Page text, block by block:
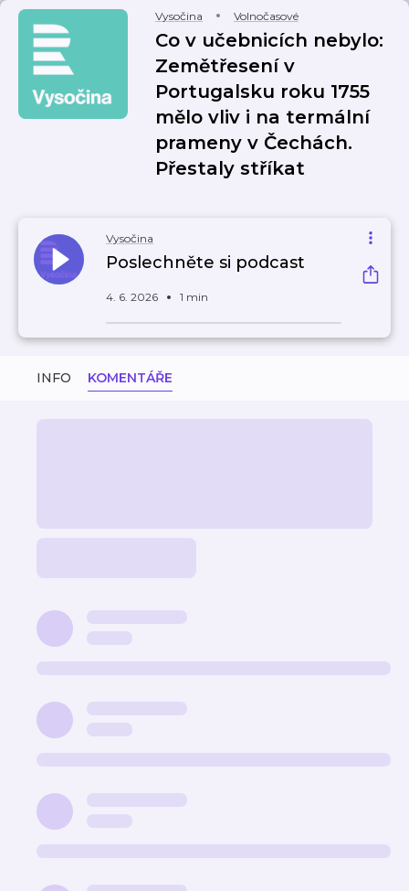
Vysočina Volnočasové
Co v učebnicích nebylo:
Zemětřesení v
Portugalsku roku 1755
mělo vliv i na termální
prameny v Čechách.
Přestaly stříkat
Vysočina
Poslechněte si podcast
4. 6. 2026 1 min
INFO KOMENTÁŘE